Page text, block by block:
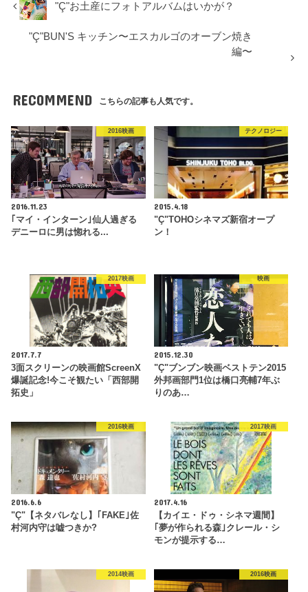
"Ç"お土産にフォトアルバムはいかが？
"Ç"BUN'S キッチン〜エスカルゴのオーブン焼き
編〜
RECOMMEND こちらの記事も人気です。
2016映画
2016.11.23
｢マイ・インターン｣仙人過ぎる
デニーロに男は惚れる...
テクノロジー
2015.4.18
"Ç"TOHOシネマズ新宿オープ
ン！
2017映画
2017.7.7
3面スクリーンの映画館ScreenX
爆誕記念!今こそ観たい「西部開
拓史」
映画
2015.12.30
"Ç"ブンブン映画ベストテン2015
外邦画部門1位は橋口亮輔7年ぶ
りのあ…
2016映画
2016.6.6
"Ç"【ネタバレなし】｢FAKE｣佐
村河内守は嘘つきか?
2017映画
2017.4.16
【カイエ・ドゥ・シネマ週間】
｢夢が作られる森｣クレール・シ
モンが提示する…
2014映画 2016映画